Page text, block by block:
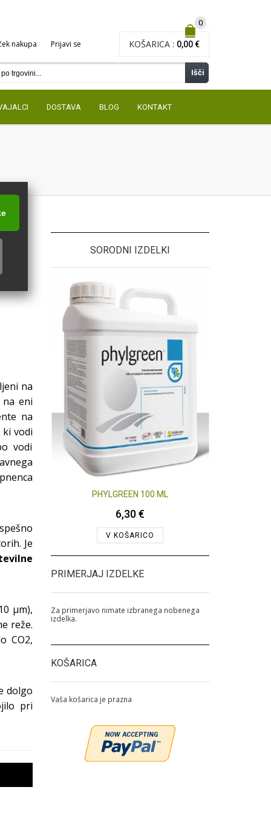
nakupa Prijavi se
Išči
0
KOŠARICA : 0,00 €
DOSTAVA BLOG KONTAKT
na
eni
na
ki vodi
vodi
Je
μm),
reže.
CO2,
dolgo
pri
SORODNI IZDELKI
INTERMAG TYTANIT 100 ML
6,04 €
V KOŠARICO
PRIMERJAJ IZDELKE
Za primerjavo nimate izbranega nobenega
izdelka.
KOŠARICA
Vaša košarica je prazna